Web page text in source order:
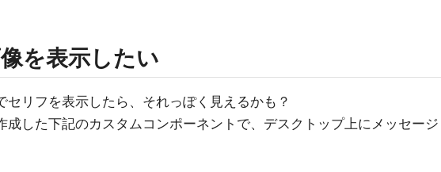
を表示したい
セリフを表示したら、それっぽく見えるかも？
成した下記のカスタムコンポーネントで、デスクトップ上にメッセージ